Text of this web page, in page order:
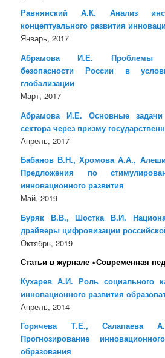
Равнянский А.К. Анализ
концептуального развития
Январь, 2017
Абрамова И.Е. Проблемы
безопасности России в
глобализации
Март, 2017
Абрамова И.Е. Основные задачи
сектора через призму
Апрель, 2017
Бабанов В.Н., Хромова А.А.,
Предложения по
инновационного развития
Май, 2019
Буряк В.В., Шостка В.И.
драйверы цифровизации
Октябрь, 2019
Статьи в журнале «Современная
Кухарев А.И. Роль социального
инновационного развития
Апрель, 2014
Горячева Т.Е., Салапаева
Прогнозирование
образования